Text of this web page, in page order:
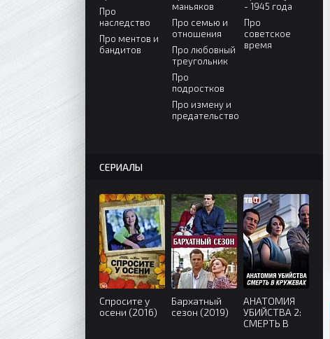
Про
наследство
Про ментов и
бандитов
маньяков
Про семью и
отношения
Про любовный
треугольник
Про
подростков
Про измену и
предательство
- 1945 года
Про
советское
время
СЕРИАЛЫ
Спросите у
осени (2016)
Бархатный
сезон (2019)
АНАТОМИЯ
УБИЙСТВА 2:
СМЕРТЬ В